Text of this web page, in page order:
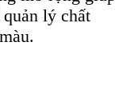
lý chất